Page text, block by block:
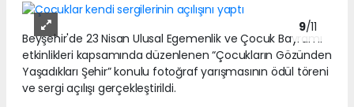
9/11
Beyşehir'de 23 Nisan Ulusal Egemenlik ve Çocuk Bayramı
etkinlikleri kapsamında düzenlenen “Çocukların Gözünden
Yaşadıkları Şehir” konulu fotoğraf yarışmasının ödül töreni
ve sergi açılışı gerçekleştirildi.